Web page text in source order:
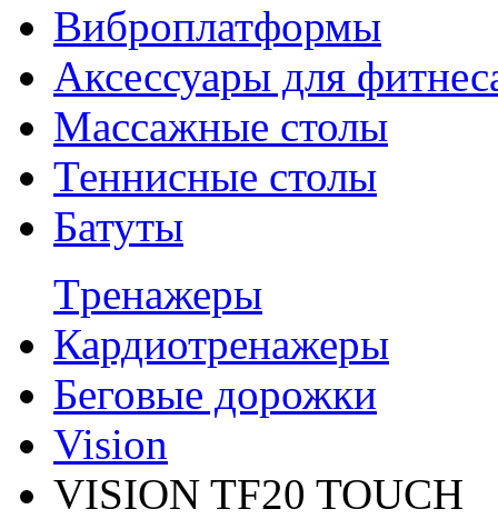
Виброплатформы
Аксессуары для
Массажные столы
Теннисные столы
Батуты
Tренажеры
Кардиотренажеры
Беговые дорожки
Vision
VISION TF20 TOUCH